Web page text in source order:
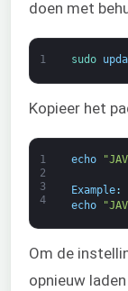
doen met
1 sudo
Kopieer het
1
2
3
4
echo
Example:
echo
Om de
opnieuw